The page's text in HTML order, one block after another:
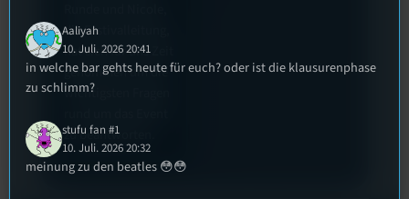
die Festivalleitung,
hat sich für uns Zeit
genommen um die
wichtigsten Fragen
zu beantworten.
Aaliyah
10. Juli. 2026 20:41
in welche bar gehts heute für euch? oder ist die klausurenphase
zu schlimm?
stufu fan #1
10. Juli. 2026 20:32
meinung zu den beatles 😳😳